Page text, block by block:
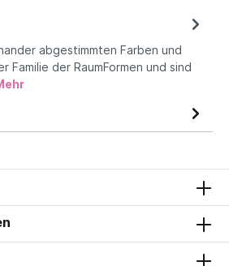
abgestimmten Farben und
Familie der RaumFormen und sind